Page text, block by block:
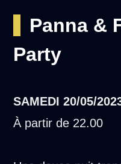
Panna &
Party
SAMEDI 20/05/
À partir de 22.00